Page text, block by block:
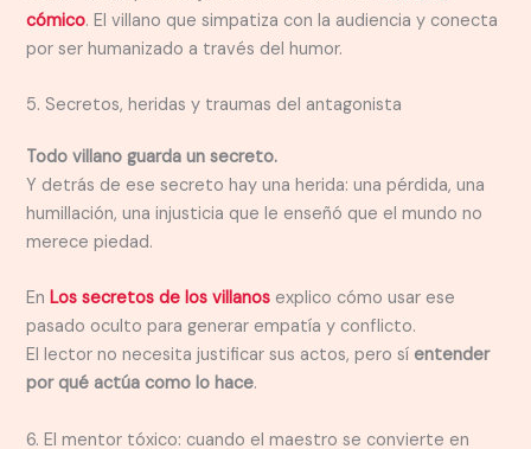
cómico. El villano que simpatiza con la audiencia y conecta
por ser humanizado a través del humor.
5. Secretos, heridas y traumas del antagonista
Todo villano guarda un secreto.
Y detrás de ese secreto hay una herida: una pérdida, una
humillación, una injusticia que le enseñó que el mundo no
merece piedad.
EnLos secretos de los villanos explico cómo usar ese
pasado oculto para generar empatía y conflicto.
El lector no necesita justificar sus actos, pero síentender
por qué actúa como lo hace.
6. El mentor tóxico: cuando el maestro se convierte en